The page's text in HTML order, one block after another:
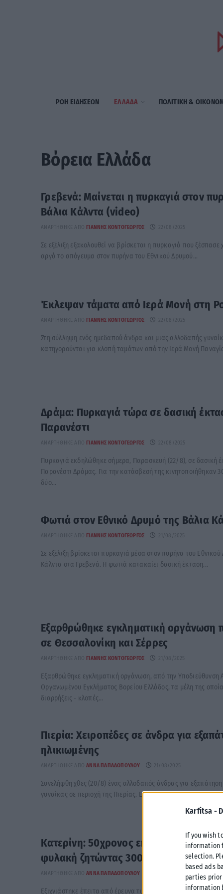
Karfitsa -
If you wish
information
selection.
based ads
parties
information
ΡΟΗ ΕΙΔΗΣΕΩΝ ΕΛΛΑΔΑ ΠΟΛΙΤΙΚΗ &
Βόρεια Ελλάδα
Γρεβενά: Μαίνεται η πυρκαγιά στον
Βάλια Κάλντα (video)
ΑΝΑΡΤΉΘΗΚΕ ΑΠΌ ΓΙΆΝΝΗΣ ΚΟΝΤΟΓΕΏΡΓΟΣ
Σε εξέλιξη εξακολουθεί να βρίσκεται η πυρκαγιά που
αργά το απόγευμα στον πυρήνα του Εθνικού Δρυμού...
Έκλεψαν τάματα από Ιερά Μονή στη
ΑΝΑΡΤΉΘΗΚΕ ΑΠΌ ΓΙΆΝΝΗΣ ΚΟΝΤΟΓΕΏΡΓΟΣ
Στη σύλληψη ενός ημεδαπού άνδρα και μιας αλλοδαπής
κατηγορούνται για κλοπή ταμάτων από την Ιερά Μονή
Δράμα: Πυρκαγιά τώρα σε δασική
Παρανέστι
ΑΝΑΡΤΉΘΗΚΕ ΑΠΌ ΓΙΆΝΝΗΣ ΚΟΝΤΟΓΕΏΡΓΟΣ
Πυρκαγιά εκδηλώθηκε σήμερα, Παρασκευή (22/8), σε δασική
Παρανέστι Δράμας. Για την κατάσβεσή της κινητοποιήθηκαν
δύο...
Φωτιά στον Εθνικό Δρυμό της Βάλια
ΑΝΑΡΤΉΘΗΚΕ ΑΠΌ ΓΙΆΝΝΗΣ ΚΟΝΤΟΓΕΏΡΓΟΣ
Σε εξέλιξη βρίσκεται πυρκαγιά μέσα στον πυρήνα του
Κάλντα στα Γρεβενά. Η φωτιά κατακαίει δασική έκταση...
Εξαρθρώθηκε εγκληματική οργάνωση
σε Θεσσαλονίκη και Σέρρες
ΑΝΑΡΤΉΘΗΚΕ ΑΠΌ ΓΙΆΝΝΗΣ ΚΟΝΤΟΓΕΏΡΓΟΣ
Eξαρθρώθηκε εγκληματική οργάνωση, από την Υποδιεύθυνση
Οργανωμένου Εγκλήματος Βορείου Ελλάδος, τα μέλη της
διαρρήξεις - κλοπές...
Πιερία: Χειροπέδες σε άνδρα για
ηλικιωμένης
ΆΝΝΑ ΠΑΠΑΔΟΠΟΎΛΟΥ
Συνελήφθη χθες (20/8) ένας αλλοδαπός άνδρας για εξαπάτηση
γυναίκας σε περιοχή της Πιερίας. Ειδικότερα, προχθές το
Κατερίνη: 50χρονος εκβίαζε 46χρονο
φυλακή ζητώντας 300.000 ευρώ
ΆΝΝΑ ΠΑΠΑΔΟΠΟΎΛΟΥ
Εξιχνιάστηκε έπειτα από έρευνα των αστυνομικών της